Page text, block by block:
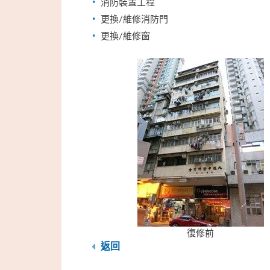
更換/維修消防門
更換/維修窗
復修前
返回